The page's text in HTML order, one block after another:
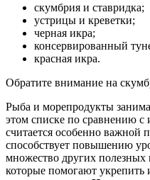
скумбрия и ставридка;
устрицы и креветки;
черная икра;
консервированный
красная икра.
Обратите внимание на
Рыба и морепродукты
этом списке по сравнению с
считается особенно важной
способствует повышению
множество других полезных
которые помогают